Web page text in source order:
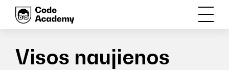
Visos naujienos